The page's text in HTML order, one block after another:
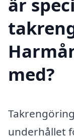
är
med?
underhållet